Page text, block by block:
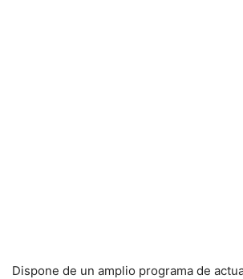
Dispone de un amplio programa de